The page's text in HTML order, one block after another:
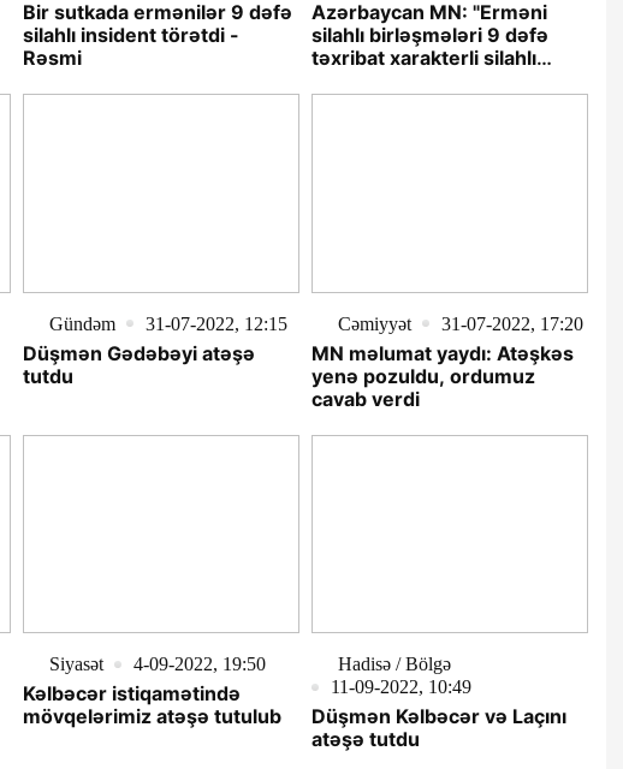
Bir sutkada ermənilər 9 dəfə
silahlı insident törətdi -
Rəsmi
Azərbaycan MN: "Erməni
silahlı birləşmələri 9 dəfə
təxribat xarakterli silahlı
Gündəm 31-07-2022, 12:15
Düşmən Gədəbəyi atəşə
tutdu
Cəmiyyət 31-07-2022, 17:20
MN məlumat yaydı: Atəşkəs
yenə pozuldu, ordumuz
cavab verdi
Siyasət 4-09-2022, 19:50
Kəlbəcər istiqamətində
mövqelərimiz atəşə tutulub
Hadisə / Bölgə
11-09-2022, 10:49
Düşmən Kəlbəcər və Laçını
atəşə tutdu